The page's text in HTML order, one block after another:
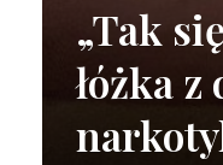
„Tak
łóżka